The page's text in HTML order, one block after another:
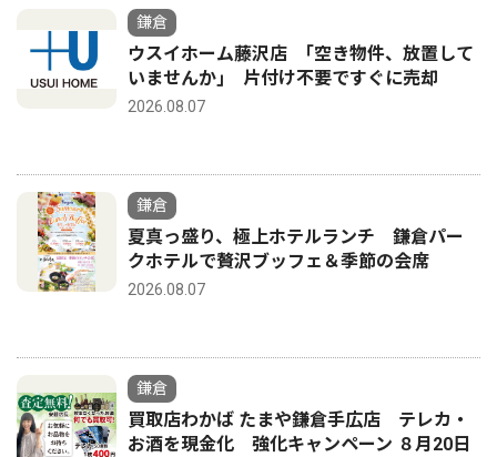
鎌倉
ウスイホーム藤沢店 ｢空き物件、放置して
いませんか｣ 片付け不要ですぐに売却
2026.08.07
鎌倉
夏真っ盛り、極上ホテルランチ 鎌倉パー
クホテルで贅沢ブッフェ＆季節の会席
2026.08.07
鎌倉
買取店わかば たまや鎌倉手広店 テレカ・
お酒を現金化 強化キャンペーン ８月20日